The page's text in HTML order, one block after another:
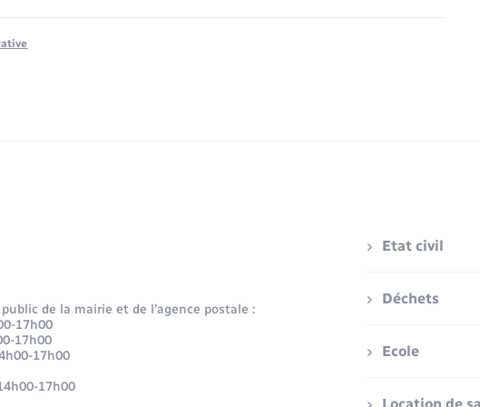
de la mairie et de l’agence postale :
17h00
17h00
17h00
17h00
Etat civil
Déchets
Ecole
Location de